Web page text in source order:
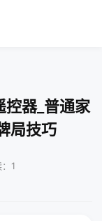
器_普通家
局技巧
1